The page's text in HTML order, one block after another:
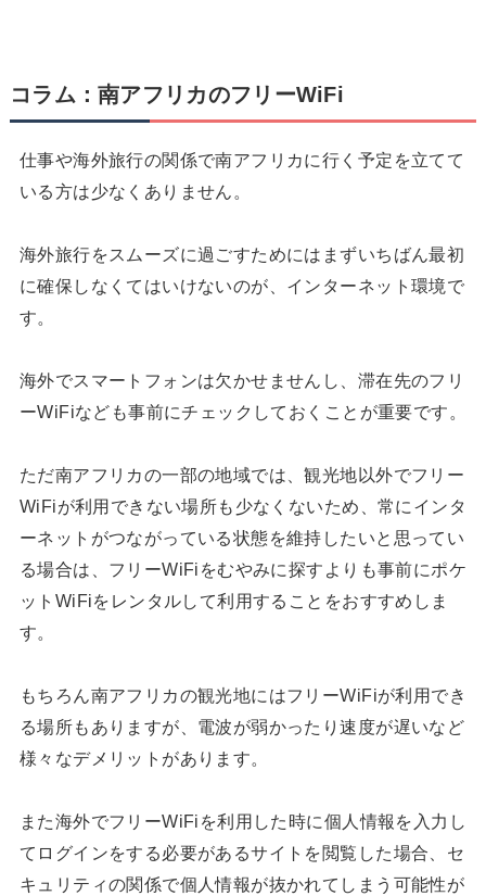
コラム：南アフリカのフリーWiFi
仕事や海外旅行の関係で南アフリカに行く予定を立てて
いる方は少なくありません。
海外旅行をスムーズに過ごすためにはまずいちばん最初
に確保しなくてはいけないのが、インターネット環境で
す。
海外でスマートフォンは欠かせませんし、滞在先のフリ
ーWiFiなども事前にチェックしておくことが重要です。
ただ南アフリカの一部の地域では、観光地以外でフリー
WiFiが利用できない場所も少なくないため、常にインタ
ーネットがつながっている状態を維持したいと思ってい
る場合は、フリーWiFiをむやみに探すよりも事前にポケ
ットWiFiをレンタルして利用することをおすすめしま
す。
もちろん南アフリカの観光地にはフリーWiFiが利用でき
る場所もありますが、電波が弱かったり速度が遅いなど
様々なデメリットがあります。
また海外でフリーWiFiを利用した時に個人情報を入力し
てログインをする必要があるサイトを閲覧した場合、セ
キュリティの関係で個人情報が抜かれてしまう可能性が